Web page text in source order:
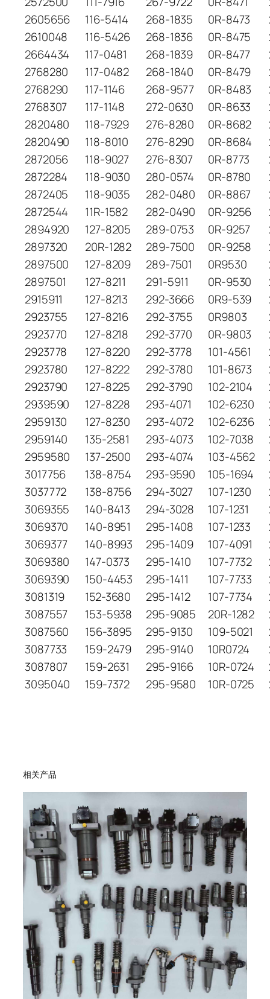
2605656
116-5414 268-1835 0R-8473
2610048
116-5426 268-1836 0R-8475
2664434
117-0481 268-1839 0R-8477
2768280
117-0482 268-1840 0R-8479
2768290
117-1146 268-9577 0R-8483
2768307
117-1148 272-0630 0R-8633
2820480
118-7929 276-8280 0R-8682
2820490
118-8010 276-8290 0R-8684
2872056
118-9027 276-8307 0R-8773
2872284
118-9030 280-0574 0R-8780
2872405
118-9035 282-0480 0R-8867
2872544
11R-1582 282-0490 0R-9256
2894920
127-8205 289-0753 0R-9257
2897320
20R-1282 289-7500 0R-9258
2897500
127-8209 289-7501 0R9530
2897501
127-8211 291-5911 0R-9530
2915911
127-8213 292-3666 0R9-539
2923755
127-8216 292-3755 0R9803
2923770
127-8218 292-3770 0R-9803
2923778
127-8220 292-3778 101-4561
2923780
127-8222 292-3780 101-8673
2923790
127-8225 292-3790 102-2104
2939590
127-8228 293-4071 102-6230
2959130
127-8230 293-4072 102-6236
2959140
135-2581 293-4073 102-7038
2959580
137-2500 293-4074 103-4562
3017756
138-8754 293-9590 105-1694
3037772
138-8756 294-3027 107-1230
3069355
140-8413 294-3028 107-1231
3069370
140-8951 295-1408 107-1233
3069377
140-8993 295-1409 107-4091
3069380
147-0373 295-1410 107-7732
3069390
150-4453 295-1411 107-7733
3081319
152-3680 295-1412 107-7734
3087557
153-5938 295-9085 20R-1282
3087560
156-3895 295-9130 109-5021
3087733
159-2479 295-9140 10R0724
3087807
159-2631 295-9166 10R-0724
3095040
159-7372 295-9580 10R-0725
相关产品